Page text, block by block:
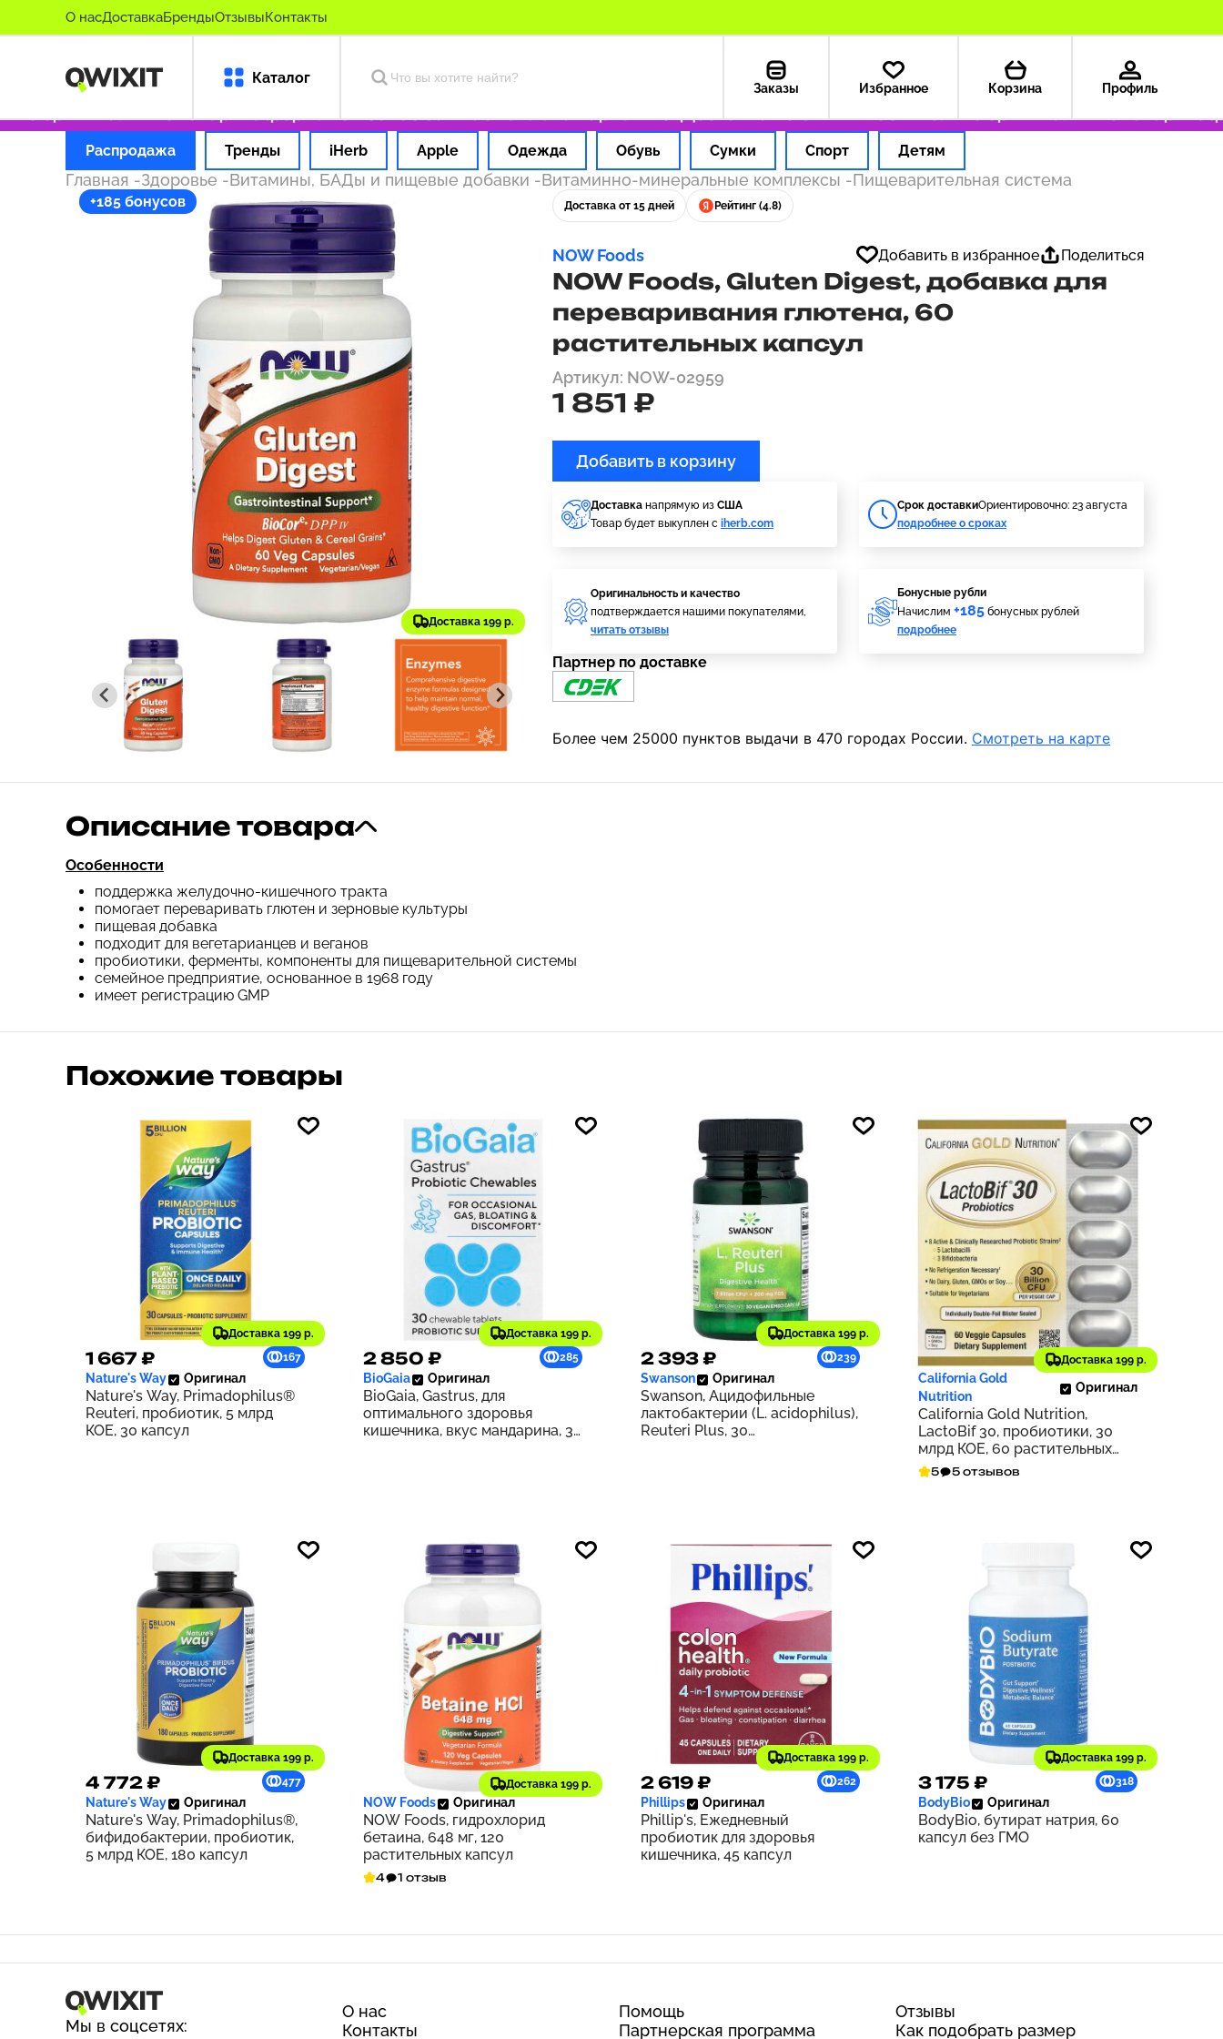
О насДоставкаБрендыОтзывыКонтакты
Каталог
Заказы Избранное Корзина Профиль
оригинальные товары Оформляем заказ за 1 час Оплата картой РФ Доставка из США — 199 ₽ Только оригинальные товары
Распродажа Тренды iHerb Apple Одежда Обувь Сумки Спорт Детям
Главная -Здоровье -Витамины, БАДы и пищевые добавки -Витаминно-минеральные комплексы -Пищеварительная система
+185 бонусов
Доставка 199 р.
Доставка от 15 дней Рейтинг (4.8)
NOW Foods Добавить в избранное Поделиться
NOW Foods, Gluten Digest, добавка для
переваривания глютена, 60
растительных капсул
Артикул: NOW-02959
1 851 ₽
Добавить в корзину
Доставка напрямую из США
Товар будет выкуплен с iherb.com
Cрок доставкиОриентировочно: 23 августа
подробнее о сроках
Оригинальность и качество
подтверждается нашими покупателями,
читать отзывы
Бонусные рубли
Начислим +185 бонусных рублей
подробнее
Партнер по доставке
Более чем 25000 пунктов выдачи в 470 городах России. Смотреть на карте
Описание товара
Особенности
поддержка желудочно-кишечного тракта
помогает переваривать глютен и зерновые культуры
пищевая добавка
подходит для вегетарианцев и веганов
пробиотики, ферменты, компоненты для пищеварительной системы
семейное предприятие, основанное в 1968 году
имеет регистрацию GMP
Похожие товары
Доставка 199 р.
1 667 ₽ 167
Nature's Way Оригинал
Nature's Way, Primadophilus®
Reuteri, пробиотик, 5 млрд
КОЕ, 30 капсул
Доставка 199 р.
2 850 ₽ 285
BioGaia Оригинал
BioGaia, Gastrus, для
оптимального здоровья
кишечника, вкус мандарина, 30
Доставка 199 р.
2 393 ₽ 239
Swanson Оригинал
Swanson, Ацидофильные
лактобактерии (L. acidophilus),
Reuteri Plus, 30
Доставка 199 р.
2 793 ₽ 279
California Gold
Nutrition
Оригинал
California Gold Nutrition,
LactoBif 30, пробиотики, 30
млрд КОЕ, 60 растительных
капсул
5 5 отзывов
Доставка 199 р.
4 772 ₽ 477
Nature's Way Оригинал
Nature's Way, Primadophilus®,
бифидобактерии, пробиотик,
5 млрд КОЕ, 180 капсул
Доставка 199 р.
1 718 ₽ 172
NOW Foods Оригинал
NOW Foods, гидрохлорид
бетаина, 648 мг, 120
растительных капсул
4 1 отзыв
Доставка 199 р.
2 619 ₽ 262
Phillips Оригинал
Phillip's, Ежедневный
пробиотик для здоровья
кишечника, 45 капсул
Доставка 199 р.
3 175 ₽ 318
BodyBio Оригинал
BodyBio, бутират натрия, 60
капсул без ГМО
Мы в соцсетях:
О нас
Контакты
Помощь
Партнерская программа
Отзывы
Как подобрать размер